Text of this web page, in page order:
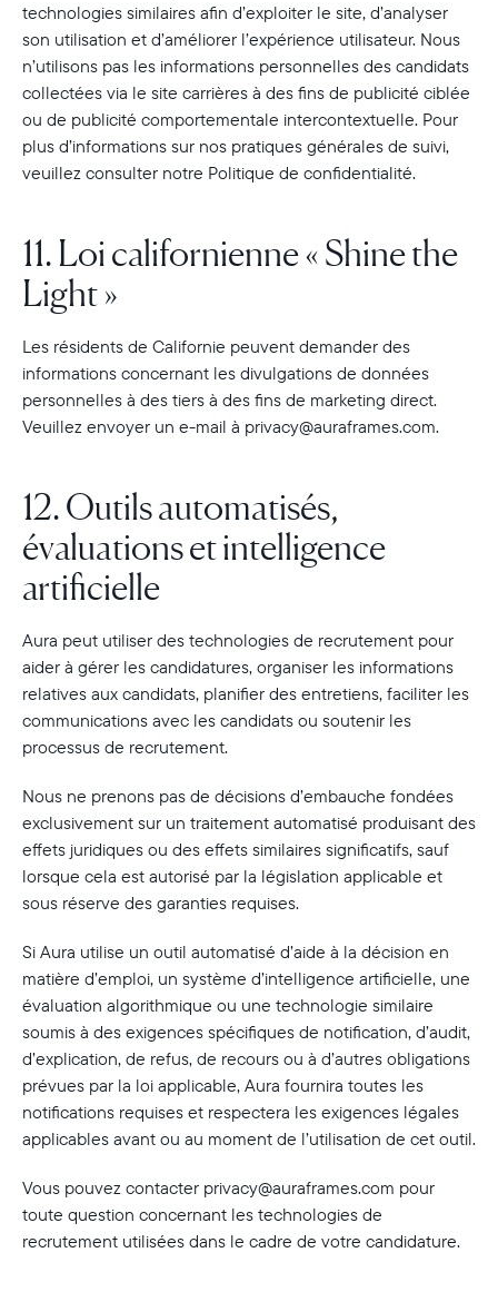
technologies similaires afin d’exploiter le site, d’analyser
son utilisation et d’améliorer l’expérience utilisateur. Nous
n’utilisons pas les informations personnelles des candidats
collectées via le site carrières à des fins de publicité ciblée
ou de publicité comportementale intercontextuelle. Pour
plus d’informations sur nos pratiques générales de suivi,
veuillez consulter notre Politique de confidentialité.
11. Loi californienne « Shine the
Light »
Les résidents de Californie peuvent demander des
informations concernant les divulgations de données
personnelles à des tiers à des fins de marketing direct.
Veuillez envoyer un e-mail à privacy@auraframes.com.
12. Outils automatisés,
évaluations et intelligence
artificielle
Aura peut utiliser des technologies de recrutement pour
aider à gérer les candidatures, organiser les informations
relatives aux candidats, planifier des entretiens, faciliter les
communications avec les candidats ou soutenir les
processus de recrutement.
Nous ne prenons pas de décisions d’embauche fondées
exclusivement sur un traitement automatisé produisant des
effets juridiques ou des effets similaires significatifs, sauf
lorsque cela est autorisé par la législation applicable et
sous réserve des garanties requises.
Si Aura utilise un outil automatisé d’aide à la décision en
matière d’emploi, un système d’intelligence artificielle, une
évaluation algorithmique ou une technologie similaire
soumis à des exigences spécifiques de notification, d’audit,
d’explication, de refus, de recours ou à d’autres obligations
prévues par la loi applicable, Aura fournira toutes les
notifications requises et respectera les exigences légales
applicables avant ou au moment de l’utilisation de cet outil.
Vous pouvez contacter privacy@auraframes.com pour
toute question concernant les technologies de
recrutement utilisées dans le cadre de votre candidature.